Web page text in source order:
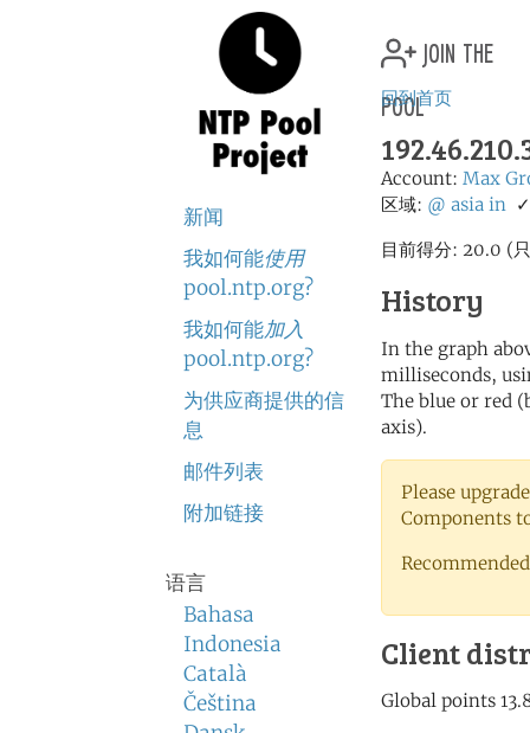
新闻
我如何能使用
pool.ntp.org?
我如何能加入
pool.ntp.org?
为供应商提供的信
息
邮件列表
附加链接
语言
Bahasa
Indonesia
Català
Čeština
join the
pool
回到首页
Account: Max
区域: @ asia in ✓
目前得分: 20.0 (
History
In the graph
milliseconds,
The blue or red
axis).
Please
Components
Client